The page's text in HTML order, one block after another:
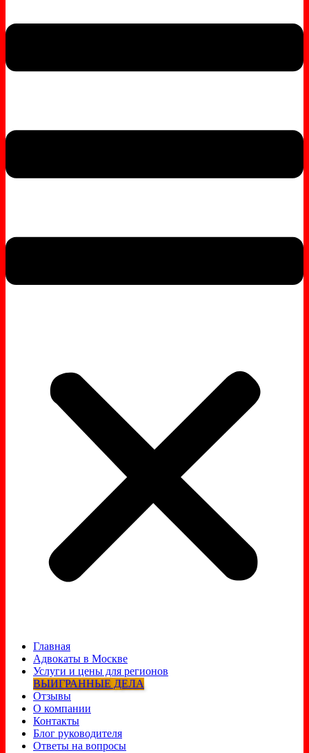
Главная
Адвокаты в Москве
Услуги и цены для регионов
ВЫИГРАННЫЕ ДЕЛА
Отзывы
О компании
Контакты
Блог руководителя
Ответы на вопросы